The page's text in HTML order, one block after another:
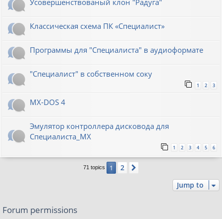
Усовершенствованый клон "Радуга"
Классическая схема ПК «Специалист»
Программы для "Специалиста" в аудиоформате
"Специалист" в собственном соку
1 2 3
MX-DOS 4
Эмулятор контроллера дисковода для
Специалиста_МХ
1 2 3 4 5 6
71 topics 1 2
Jump to
Forum permissions